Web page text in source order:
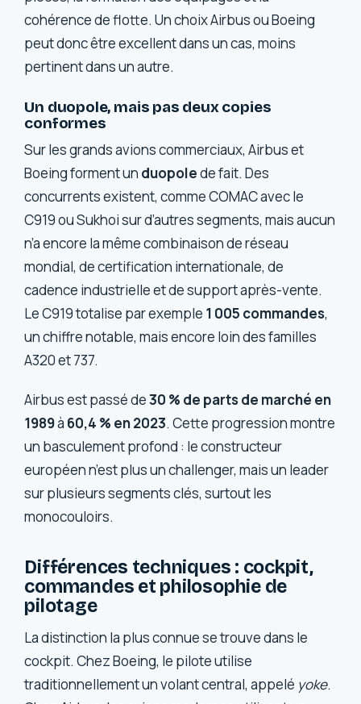
cohérence de flotte. Un choix Airbus ou Boeing
peut donc être excellent dans un cas, moins
pertinent dans un autre.
Un duopole, mais pas deux copies
conformes
Sur les grands avions commerciaux, Airbus et
Boeing forment un duopolede fait. Des
concurrents existent, comme COMAC avec le
C919 ou Sukhoi sur d’autres segments, mais aucun
n’a encore la même combinaison de réseau
mondial, de certification internationale, de
cadence industrielle et de support après-vente.
Le C919 totalise par exemple 1 005 commandes,
un chiffre notable, mais encore loin des familles
A320 et 737.
Airbus est passé de30 % de parts de marché en
1989à 60,4 % en 2023. Cette progression montre
un basculement profond : le constructeur
européen n’est plus un challenger, mais un leader
sur plusieurs segments clés, surtout les
monocouloirs.
Différences techniques : cockpit,
commandes et philosophie de
pilotage
La distinction la plus connue se trouve dans le
cockpit. Chez Boeing, le pilote utilise
traditionnellement un volant central, appelé yoke.